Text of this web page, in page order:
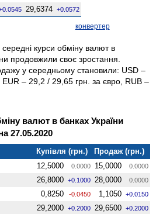
29,6374 +0.0572
конвертер
курси обміну валют в
продовжили своє зростання.
у середньому становили: USD –
– 29,2 / 29,65 грн. за євро, RUB –
валют в банках України
27.05.2020
Купівля (грн.)
Продаж (грн.)
12,5000 0.0000 15,0000 0.0000
26,8000 +0.1000 28,0000 0.0000
0,8250 -0.0450 1,1050 +0.0150
29,2000 +0.2000 29,6500 +0.2000